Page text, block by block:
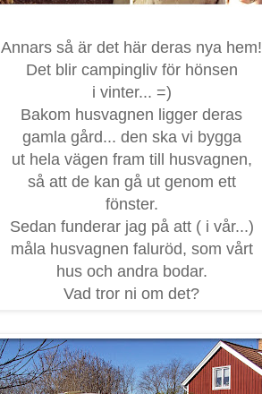
Annars så är det här deras nya hem!
Det blir campingliv för hönsen
i vinter... =)
Bakom husvagnen ligger deras
gamla gård... den ska vi bygga
ut hela vägen fram till husvagnen,
så att de kan gå ut genom ett
fönster.
Sedan funderar jag på att ( i vår...)
måla husvagnen faluröd, som vårt
hus och andra bodar.
Vad tror ni om det?